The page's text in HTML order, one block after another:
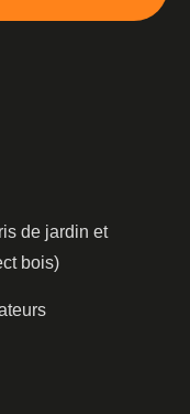
de jardin et
bois)